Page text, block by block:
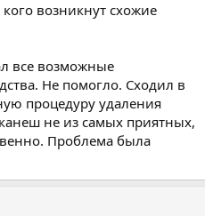
возникнут схожие
все возможные
Не помогло. Сходил в
процедуру удаления
не из самых приятных,
Проблема была